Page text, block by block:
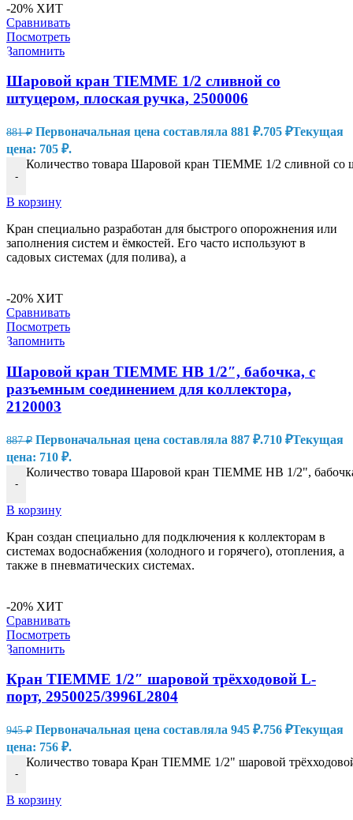
-20% ХИТ
Сравнивать
Посмотреть
Запомнить
Шаровой кран TIEMME 1/2 сливной со
штуцером, плоская ручка, 2500006
881₽ Первоначальная цена составляла 881 ₽.705 ₽Текущая
цена: 705 ₽.
-
Количество товара Шаровой кран TIEMME 1/2 сливной со
В корзину
Кран специально разработан для быстрого опорожнения или
заполнения систем и ёмкостей. Его часто используют в
садовых системах (для полива), а
-20% ХИТ
Сравнивать
Посмотреть
Запомнить
Шаровой кран TIEMME НВ 1/2″, бабочка, с
разъемным соединением для коллектора,
2120003
887₽ Первоначальная цена составляла 887 ₽.710 ₽Текущая
цена: 710 ₽.
-
Количество товара Шаровой кран TIEMME НВ 1/2",
В корзину
Кран создан специально для подключения к коллекторам в
системах водоснабжения (холодного и горячего), отопления, а
также в пневматических системах.
-20% ХИТ
Сравнивать
Посмотреть
Запомнить
Кран TIEMME 1/2″ шаровой трёхходовой L-
порт, 2950025/3996L2804
945₽ Первоначальная цена составляла 945 ₽.756 ₽Текущая
цена: 756 ₽.
-
Количество товара Кран TIEMME 1/2" шаровой
В корзину